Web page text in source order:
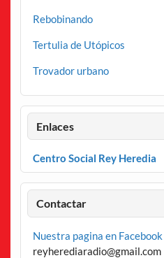
Rebobinando
Tertulia de Utópicos
Trovador urbano
Enlaces
Centro Social Rey Heredia
Contactar
Nuestra pagina en Facebook
reyherediaradio@gmail.com